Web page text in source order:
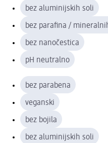
bez aluminijskih soli
bez parafina /
bez nanočestica
pH neutralno
bez parabena
veganski
bez bojila
bez aluminijskih soli